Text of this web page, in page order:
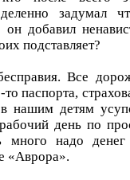
задумал
добавил
подставляет?
Все
паспорта,
нашим детям
день по
много надо денег
«Аврора».